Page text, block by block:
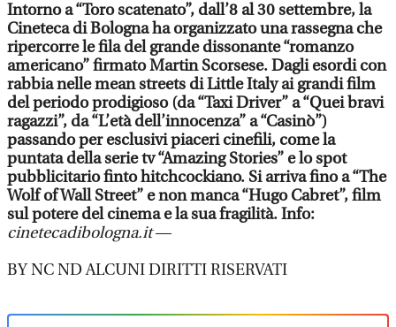
Intorno a “Toro scatenato”, dall’8 al 30 settembre, la
Cineteca di Bologna ha organizzato una rassegna che
ripercorre le ﬁla del grande dissonante “romanzo
americano” ﬁrmato Martin Scorsese. Dagli esordi con
rabbia nelle mean streets di Little Italy ai grandi ﬁlm
del periodo prodigioso (da “Taxi Driver” a “Quei bravi
ragazzi”, da “L’età dell’innocenza” a “Casinò”)
passando per esclusivi piaceri cineﬁli, come la
puntata della serie tv “Amazing Stories” e lo spot
pubblicitario ﬁnto hitchcockiano. Si arriva ﬁno a “The
Wolf of Wall Street” e non manca “Hugo Cabret”, ﬁlm
sul potere del cinema e la sua fragilità. Info:
cinetecadibologna.it—
BY NC ND ALCUNI DIRITTI RISERVATI